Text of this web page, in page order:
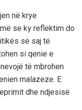
në krye
se ky reflektim do
së saj të
si qenie e
nevojë të mbrohen
malazeze. E
dhe ndjesisë